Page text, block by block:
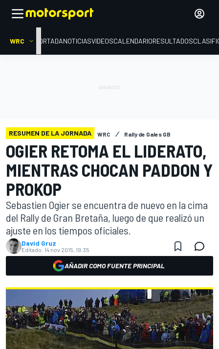
WRC PORTADANOTICIASVIDEOSCALENDARIORESULTADOS
RESUMEN DE LA JORNADA WRC Rally de Gales GB
OGIER RETOMA EL LIDERATO,
MIENTRAS CHOCAN PADDON Y
PROKOP
Sebastien Ogier se encuentra de nuevo en la cima
del Rally de Gran Bretaña, luego de que realizó un
ajuste en los tiempos oficiales.
David Gruz
Editado: 14 nov 2015, 19:35
AÑADIR COMO FUENTE PRINCIPAL